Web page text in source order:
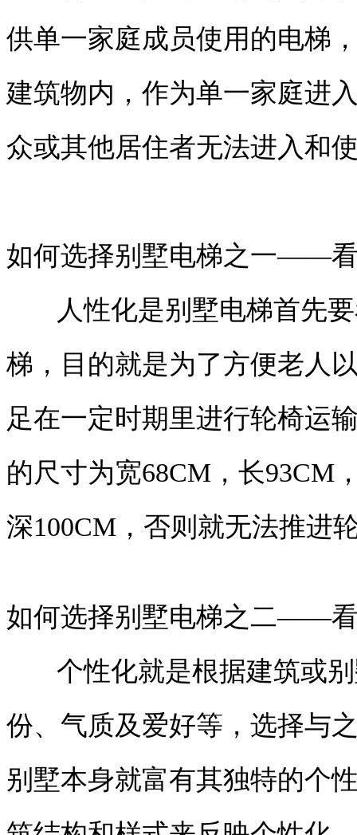
供单一家庭成员使用的电梯
建筑物内，作为单一家庭进
众或其他居住者无法进入和
如何选择别墅电梯之一——
人性化是别墅电梯首先
梯，目的就是为了方便老人
足在一定时期里进行轮椅运
的尺寸为宽68CM，长93CM
深100CM，否则就无法推进
如何选择别墅电梯之二——
个性化就是根据建筑或
份、气质及爱好等，选择与
别墅本身就富有其独特的个